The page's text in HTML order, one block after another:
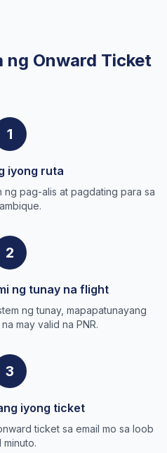
ng Onward Ticket
1
iyong ruta
ng pag-alis at pagdating para sa
2
ng tunay na flight
ng tunay, mapapatunayang
may valid na PNR.
3
iyong ticket
ticket sa email mo sa loob
minuto.